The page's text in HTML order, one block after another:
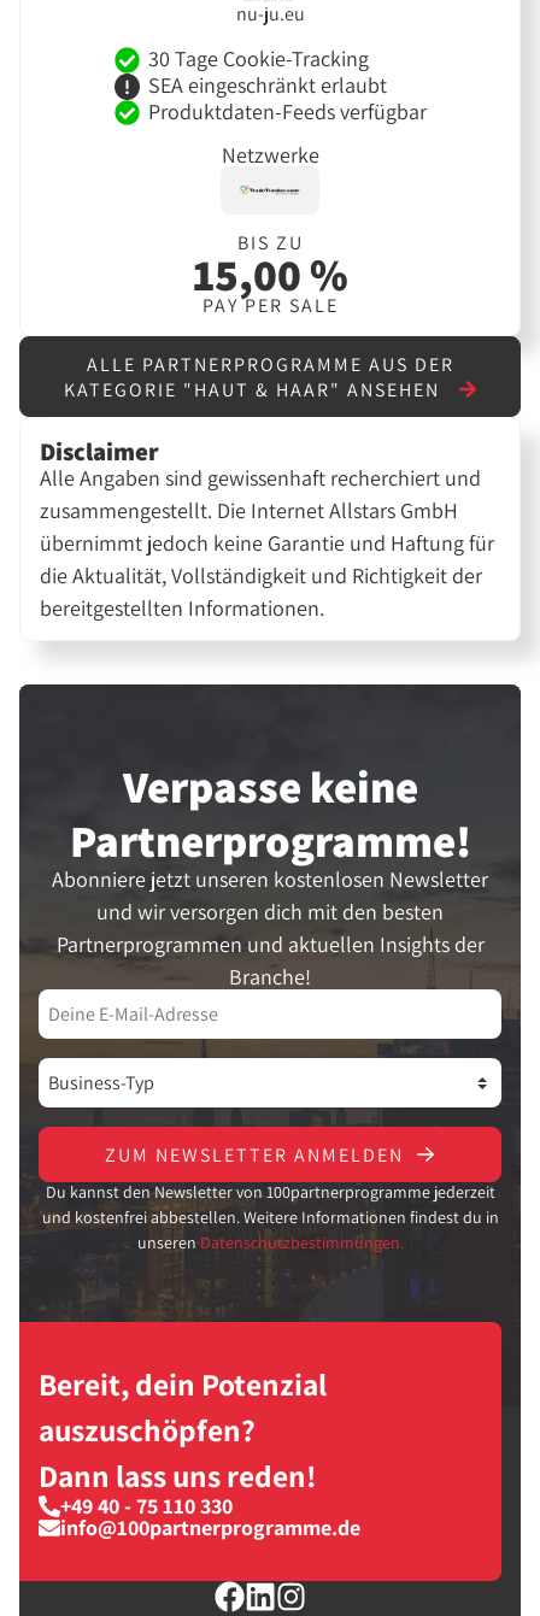
nu-ju.eu
30 Tage Cookie-Tracking
SEA eingeschränkt erlaubt
Produktdaten-Feeds verfügbar
Netzwerke
BIS ZU
15,00 %
PAY PER SALE
ALLE PARTNERPROGRAMME AUS DER
KATEGORIE "HAUT & HAAR" ANSEHEN
Disclaimer
Alle Angaben sind gewissenhaft recherchiert und
zusammengestellt. Die Internet Allstars GmbH
übernimmt jedoch keine Garantie und Haftung für
die Aktualität, Vollständigkeit und Richtigkeit der
bereitgestellten Informationen.
Verpasse keine
Partner­programme!
Abonniere jetzt unseren kostenlosen Newsletter
und wir versorgen dich mit den besten
Partnerprogrammen und aktuellen Insights der
Branche!
ZUM NEWSLETTER ANMELDEN
Du kannst den Newsletter von 100partnerprogramme jederzeit
und kostenfrei abbestellen. Weitere Informationen findest du in
unseren Datenschutzbestimmungen.
Bereit, dein Potenzial
auszuschöpfen?
Dann lass uns reden!
+49 40 - 75 110 330
info@100partnerprogramme.de